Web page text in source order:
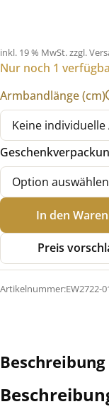
inkl. 19 % MwSt.zzgl.
Nur noch 1
Armbandlänge (cm)
Citizen
EW2722-
01A
Damenuhr
Menge
In den
Preis
Artikelnummer:EW2722-
Beschreibung